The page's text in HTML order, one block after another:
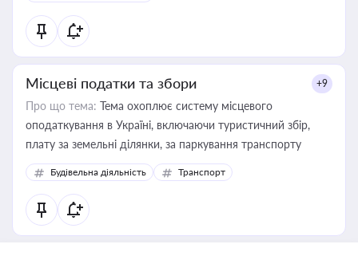
Місцеві податки та збори +9
Про що тема: Тема охоплює систему місцевого
оподаткування в Україні, включаючи туристичний збір,
плату за земельні ділянки, за паркування транспорту
Будівельна діяльність Транспорт